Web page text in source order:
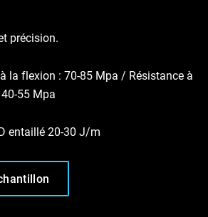
précision.
la flexion : 70-85 Mpa / Résistance à
55 Mpa
entaillé 20-30 J/m